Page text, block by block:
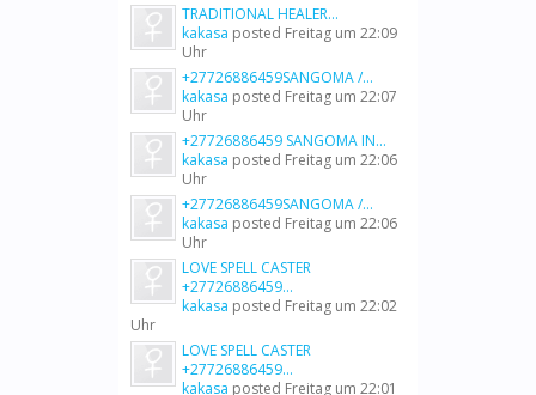
TRADITIONAL HEALER...
kakasa posted Freitag um 22:09
Uhr
+27726886459SANGOMA /...
kakasa posted Freitag um 22:07
Uhr
+27726886459 SANGOMA IN...
kakasa posted Freitag um 22:06
Uhr
+27726886459SANGOMA /...
kakasa posted Freitag um 22:06
Uhr
LOVE SPELL CASTER
+27726886459...
kakasa posted Freitag um 22:02
Uhr
LOVE SPELL CASTER
+27726886459...
kakasa posted Freitag um 22:01